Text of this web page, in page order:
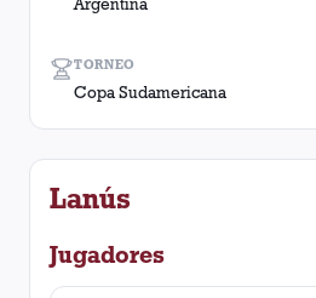
TORNEO
Copa Sudamericana
Lanús
Jugadores